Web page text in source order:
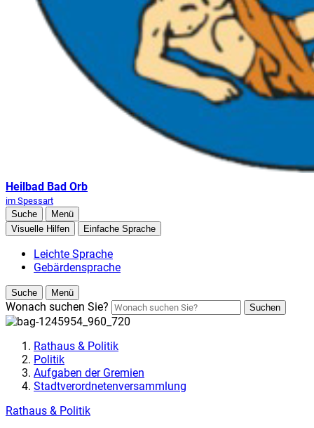
Heilbad Bad Orb
im Spessart
Suche
Menü
Visuelle Hilfen
Einfache Sprache
Leichte Sprache
Gebärdensprache
Suche Menü
Wonach suchen Sie? Suchen
Rathaus & Politik
Politik
Aufgaben der Gremien
Stadtverordnetenversammlung
Rathaus & Politik